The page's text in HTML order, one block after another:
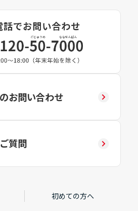
お問い合わせ
質問
初めての方へ